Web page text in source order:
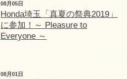
08月05日
Honda埼玉「真夏の祭典2019」
に参加！～ Pleasure to
Everyone ～
08月01日